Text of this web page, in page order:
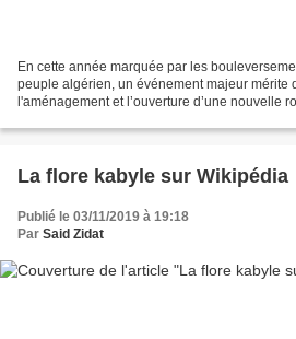
En cette année marquée par les
peuple algérien, un événement majeur mérite
l'aménagement et l’ouverture d’une nouvelle
La flore kabyle sur Wikipédia
Publié le 03/11/2019 à 19:18
Par Said Zidat